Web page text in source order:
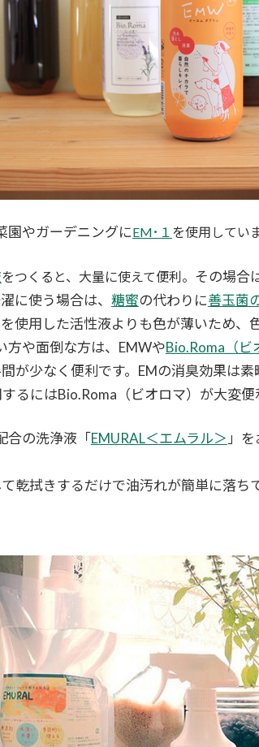
園やガーデニングにEM･１ を使用していま
をつくると、大量に使えて便利。 その場合
に使う場合は、 糖蜜の代わりに善玉菌
使用した活性液よりも色が薄いため、
方や面倒な方は、EMWやBio.Roma（ビ
が少なく便利です。EMの消臭効果は
るにはBio.Roma（ビオロマ）が大変便
合の洗浄液「EMURAL＜エムラル＞ 」
乾拭きするだけで油汚れが簡単に落ち